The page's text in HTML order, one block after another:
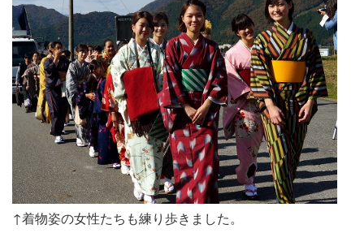
↑着物姿の女性たちも練り歩きました。